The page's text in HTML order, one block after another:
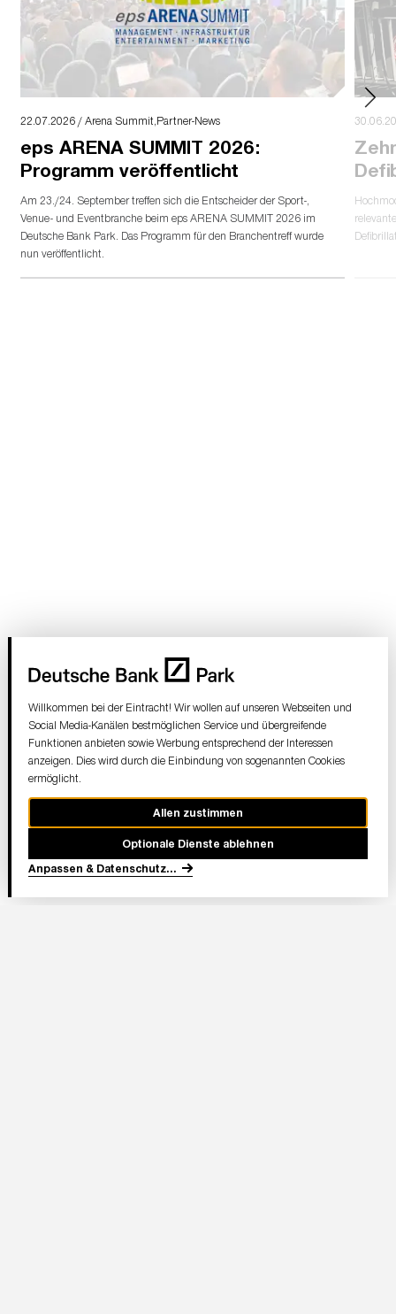
22.07.2026 / Arena Summit,Partner-News
eps ARENA SUMMIT 2026:
Programm veröffentlicht
Am 23./24. September treffen sich die Entscheider der Sport-,
Venue- und Eventbranche beim eps ARENA SUMMIT 2026 im
Deutsche Bank Park. Das Programm für den Branchentreff wurde
nun veröffentlicht.
Willkommen bei der Eintracht! Wir wollen auf unseren Webseiten und
Social Media-Kanälen bestmöglichen Service und übergreifende
Funktionen anbieten sowie Werbung entsprechend der Interessen
anzeigen. Dies wird durch die Einbindung von sogenannten Cookies
ermöglicht.
Allen zustimmen
Optionale Dienste ablehnen
Anpassen & Datenschutz...